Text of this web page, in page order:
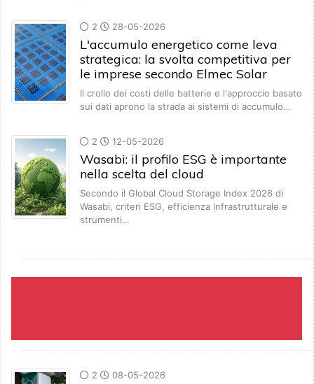
2 28-05-2026
L'accumulo energetico come leva
strategica: la svolta competitiva per
le imprese secondo Elmec Solar
Il crollo dei costi delle batterie e l'approccio basato
sui dati aprono la strada ai sistemi di accumulo…
2 12-05-2026
Wasabi: il profilo ESG è importante
nella scelta del cloud
Secondo il Global Cloud Storage Index 2026 di
Wasabi, criteri ESG, efficienza infrastrutturale e
strumenti…
2 08-05-2026